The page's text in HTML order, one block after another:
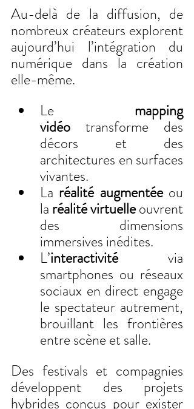
Au-delà de la diffusion, de
nombreux créateurs explorent
aujourd’hui l’intégration du
numérique dans la création
elle-même.
Le mapping
vidéo transforme des
décors et des
architectures en surfaces
vivantes.
La réalité augmentée ou
la réalité virtuelle ouvrent
des dimensions
immersives inédites.
L’interactivité via
smartphones ou réseaux
sociaux en direct engage
le spectateur autrement,
brouillant les frontières
entre scène et salle.
Des festivals et compagnies
développent des projets